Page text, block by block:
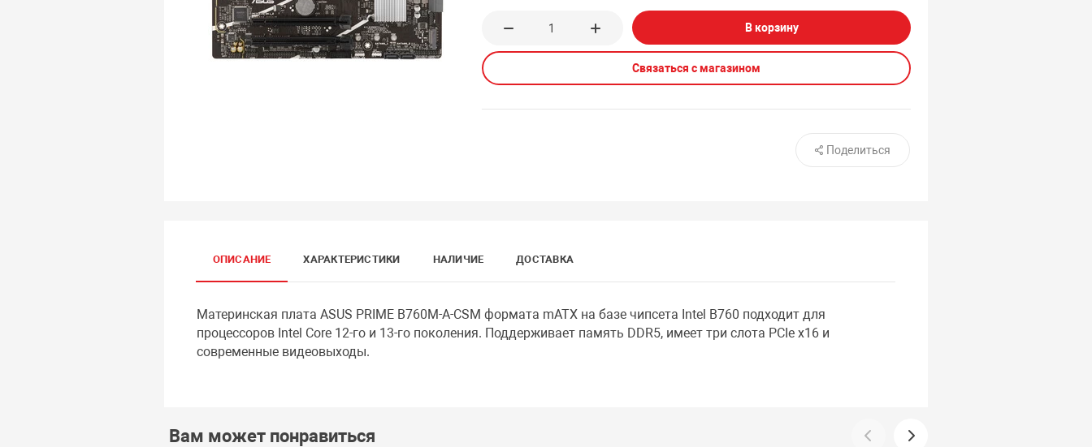
В корзину
Связаться с магазином
Поделиться
ОПИСАНИЕ ХАРАКТЕРИСТИКИ НАЛИЧИЕ ДОСТАВКА
Материнская плата ASUS PRIME B760M-A-CSM формата mATX на базе чипсета Intel B760 подходит для
процессоров Intel Core 12-го и 13-го поколения. Поддерживает память DDR5, имеет три слота PCIe x16 и
современные видеовыходы.
Вам может понравиться